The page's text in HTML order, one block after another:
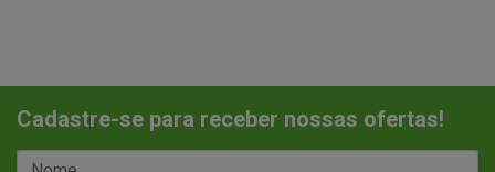
Cadastre-se para receber nossas ofertas!